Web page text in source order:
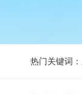
热门关键词：